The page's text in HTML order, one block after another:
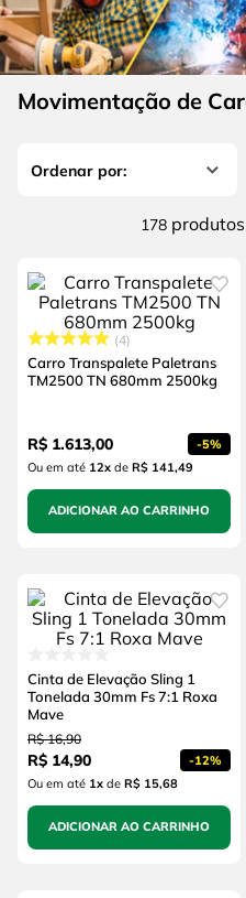
Movimentação de
178 produtos
4
Carro Transpalete Paletrans
TM2500 TN 680mm 2500kg
R$ 1.613,00 -5%
Ou em até 12xde R$ 141,49
ADICIONAR AO CARRINHO
Cinta de Elevação Sling 1
Tonelada 30mm Fs 7:1 Roxa
Mave
R$ 16,90
R$ 14,90 -12%
Ou em até 1xde R$ 15,68
ADICIONAR AO CARRINHO
6º fio
7º chave impacto
8º disco corte
serra copo
4 º escada
5º serra circular
º
disco corte